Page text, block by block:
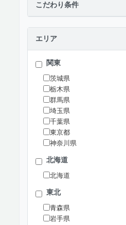
こだわり条件
エリア
関東
茨城県
栃木県
群馬県
埼玉県
千葉県
東京都
神奈川県
北海道
北海道
東北
青森県
岩手県